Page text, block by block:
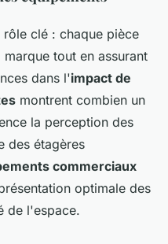
clé : chaque pièce
tout en assurant
dans l'impact de
montrent combien un
la perception des
des étagères
commerciaux
optimale des
de l'espace.